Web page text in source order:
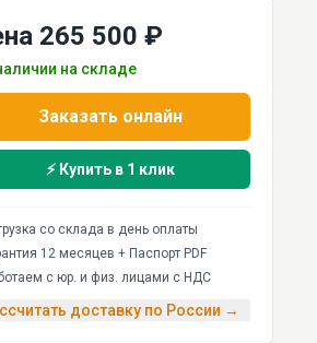
265 500 ₽
на складе
Заказать онлайн
⚡ Купить в 1 клик
со склада в день оплаты
12 месяцев + Паспорт PDF
с юр. и физ. лицами с НДС
доставку по России →